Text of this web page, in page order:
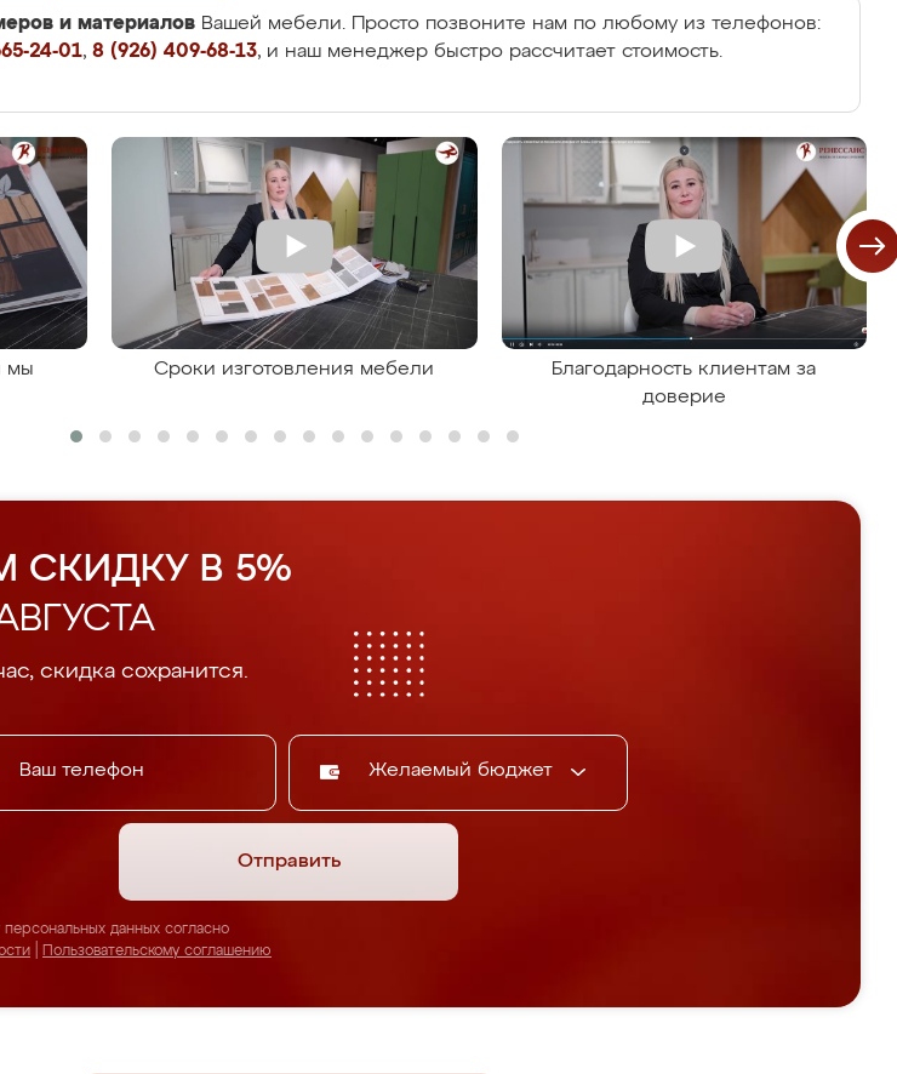
и материалов Вашей мебели. Просто позвоните нам по любому из телефонов:
24-01, 8 (926) 409-68-13, и наш менеджер быстро рассчитает стоимость.
мы
Сроки изготовления мебели
Благодарность клиентам за
доверие
СКИДКУ В 5%
скидка сохранится.
Желаемый бюджет
Отправить
данных согласно
Пользовательскому соглашению